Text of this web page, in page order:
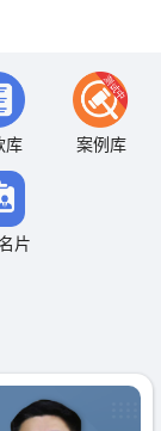
库 案例库
片